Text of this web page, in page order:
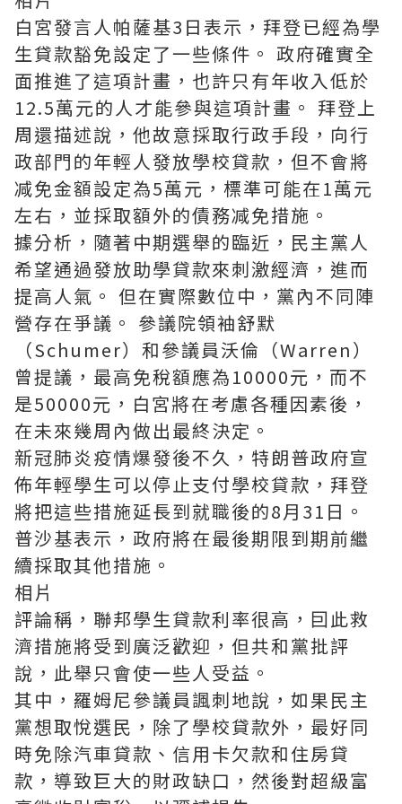
白宮發言人帕薩基3日表示，拜登已經為學
生貸款豁免設定了一些條件。 政府確實全
面推進了這項計畫，也許只有年收入低於
12.5萬元的人才能參與這項計畫。 拜登上
周還描述說，他故意採取行政手段，向行
政部門的年輕人發放學校貸款，但不會將
减免金額設定為5萬元，標準可能在1萬元
左右，並採取額外的債務减免措施。
據分析，隨著中期選舉的臨近，民主黨人
希望通過發放助學貸款來刺激經濟，進而
提高人氣。 但在實際數位中，黨內不同陣
營存在爭議。 參議院領袖舒默
（Schumer）和參議員沃倫（Warren）
曾提議，最高免稅額應為10000元，而不
是50000元，白宮將在考慮各種因素後，
在未來幾周內做出最終決定。
新冠肺炎疫情爆發後不久，特朗普政府宣
佈年輕學生可以停止支付學校貸款，拜登
將把這些措施延長到就職後的8月31日。
普沙基表示，政府將在最後期限到期前繼
續採取其他措施。
相片
評論稱，聯邦學生貸款利率很高，囙此救
濟措施將受到廣泛歡迎，但共和黨批評
說，此舉只會使一些人受益。
其中，羅姆尼參議員諷刺地說，如果民主
黨想取悅選民，除了學校貸款外，最好同
時免除汽車貸款、信用卡欠款和住房貸
款，導致巨大的財政缺口，然後對超級富